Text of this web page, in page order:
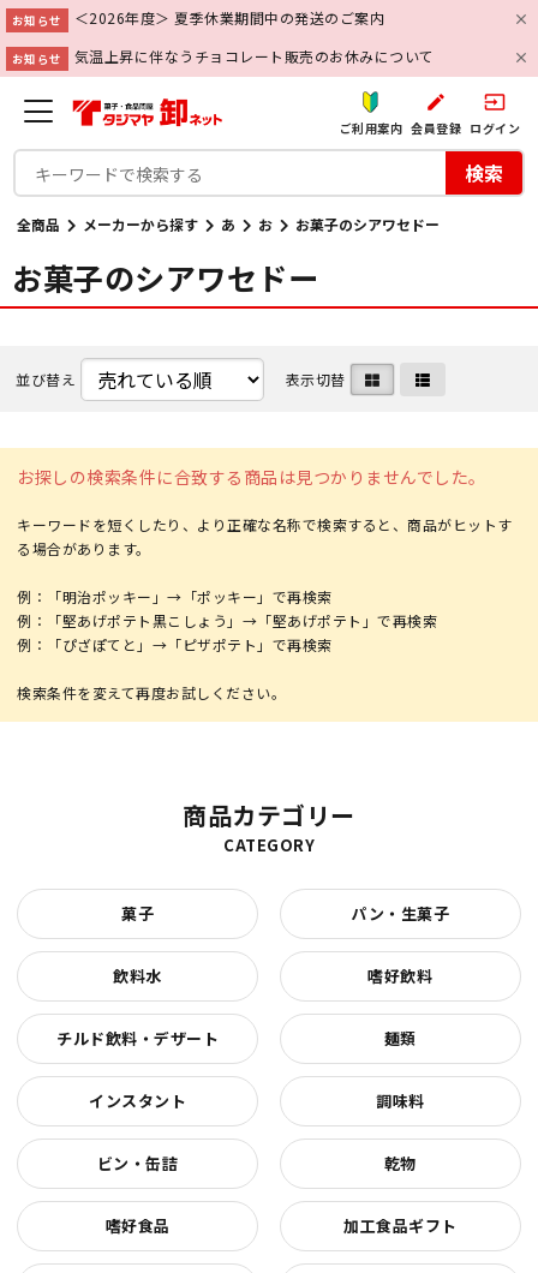
お知らせ ＜2026年度＞ 夏季休業期間中の発送のご案内
お知らせ 気温上昇に伴なうチョコレート販売のお休みについて
ご利用案内
create
会員登録
input
ログイン
検索
全商品 メーカーから探す あ お お菓子のシアワセドー
お菓子のシアワセドー
並び替え 表示切替
お探しの検索条件に合致する商品は見つかりませんでした。
キーワードを短くしたり、より正確な名称で検索すると、商品がヒットす
る場合があります。
例：「明治ポッキー」→「ポッキー」で再検索
例：「堅あげポテト黒こしょう」→「堅あげポテト」で再検索
例：「ぴざぽてと」→「ピザポテト」で再検索
商品カテゴリー
CATEGORY
菓子 パン・生菓子
飲料水 嗜好飲料
チルド飲料・デザート 麺類
インスタント 調味料
ビン・缶詰 乾物
嗜好食品 加工食品ギフト